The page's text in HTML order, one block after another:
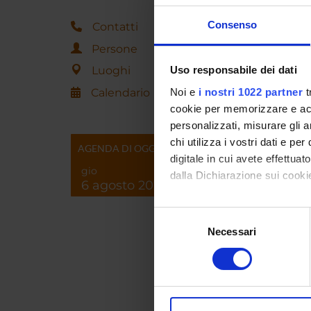
Consenso
Uso responsabile dei dati
Noi e i nostri 1022 partner
cookie per memorizzare e
personalizzati, misurare gli
chi utilizza i vostri dati e per
digitale in cui avete
dalla Dichiarazione sui
Con il tuo consenso,
raccogliere
digitali).
modificare o ritirare il tuo
Necessari
Contatti
Persone
Luoghi
Calendario
AGENDA DI OGGI
gio
6 agosto 2026
has
on the
Since